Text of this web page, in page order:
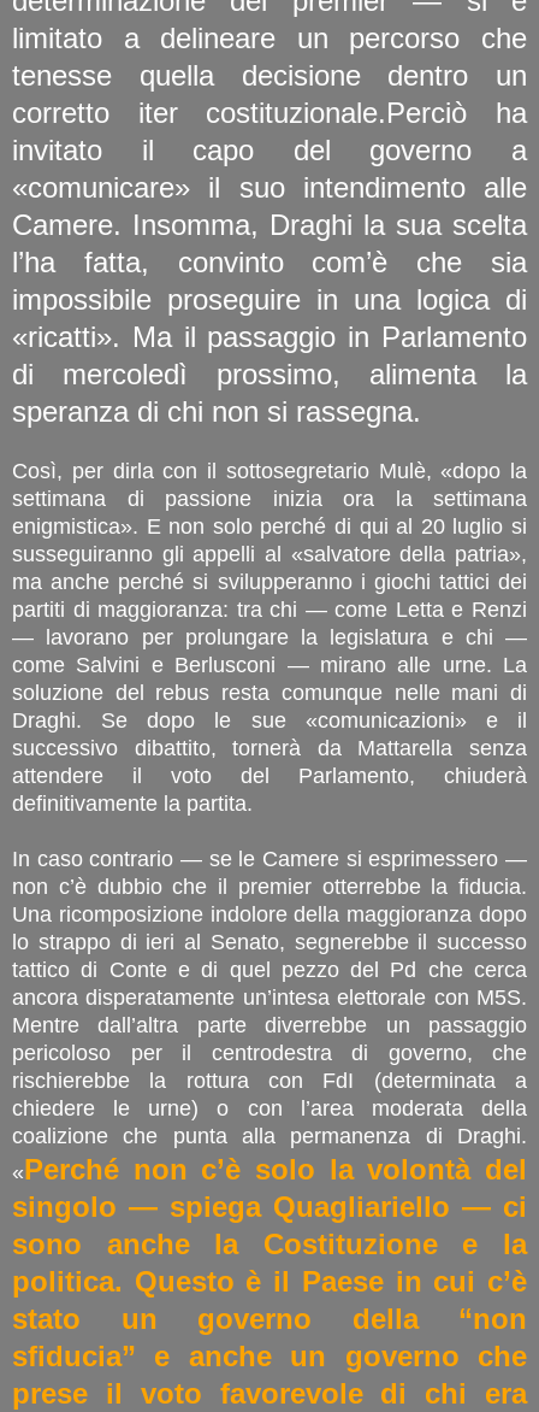
limitato a delineare un percorso che
tenesse quella decisione dentro un
corretto iter costituzionale.Perciò ha
invitato il capo del governo a
«comunicare» il suo intendimento alle
Camere. Insomma, Draghi la sua scelta
l’ha fatta, convinto com’è che sia
impossibile proseguire in una logica di
«ricatti». Ma il passaggio in Parlamento
di mercoledì prossimo, alimenta la
speranza di chi non si rassegna.
Così, per dirla con il sottosegretario Mulè, «dopo la
settimana di passione inizia ora la settimana
enigmistica». E non solo perché di qui al 20 luglio si
susseguiranno gli appelli al «salvatore della patria»,
ma anche perché si svilupperanno i giochi tattici dei
partiti di maggioranza: tra chi — come Letta e Renzi
— lavorano per prolungare la legislatura e chi —
come Salvini e Berlusconi — mirano alle urne. La
soluzione del rebus resta comunque nelle mani di
Draghi. Se dopo le sue «comunicazioni» e il
successivo dibattito, tornerà da Mattarella senza
attendere il voto del Parlamento, chiuderà
definitivamente la partita.
In caso contrario — se le Camere si esprimessero —
non c’è dubbio che il premier otterrebbe la fiducia.
Una ricomposizione indolore della maggioranza dopo
lo strappo di ieri al Senato, segnerebbe il successo
tattico di Conte e di quel pezzo del Pd che cerca
ancora disperatamente un’intesa elettorale con M5S.
Mentre dall’altra parte diverrebbe un passaggio
pericoloso per il centrodestra di governo, che
rischierebbe la rottura con FdI (determinata a
chiedere le urne) o con l’area moderata della
coalizione che punta alla permanenza di Draghi.
«Perché non c’è solo la volontà del
singolo — spiega Quagliariello — ci
sono anche la Costituzione e la
politica. Questo è il Paese in cui c’è
stato un governo della “non
sfiducia” e anche un governo che
prese il voto favorevole di chi era